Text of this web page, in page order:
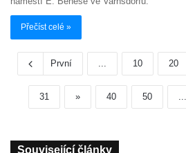
Přečíst celé »
První 10 20
31 » 40 50
Související články